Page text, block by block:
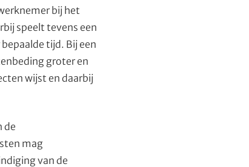
bij het
speelt tevens een
tijd. Bij een
groter en
wijst en daarbij
de
mag
van de